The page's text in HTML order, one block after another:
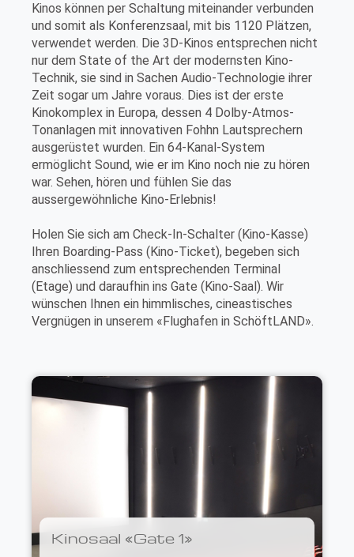
Kinos können per Schaltung miteinander verbunden
und somit als Konferenzsaal, mit bis 1120 Plätzen,
verwendet werden. Die 3D-Kinos entsprechen nicht
nur dem State of the Art der modernsten Kino-
Technik, sie sind in Sachen Audio-Technologie ihrer
Zeit sogar um Jahre voraus. Dies ist der erste
Kinokomplex in Europa, dessen 4 Dolby-Atmos-
Tonanlagen mit innovativen Fohhn Lautsprechern
ausgerüstet wurden. Ein 64-Kanal-System
ermöglicht Sound, wie er im Kino noch nie zu hören
war. Sehen, hören und fühlen Sie das
aussergewöhnliche Kino-Erlebnis!
Holen Sie sich am Check-In-Schalter (Kino-Kasse)
Ihren Boarding-Pass (Kino-Ticket), begeben sich
anschliessend zum entsprechenden Terminal
(Etage) und daraufhin ins Gate (Kino-Saal). Wir
wünschen Ihnen ein himmlisches, cineastisches
Vergnügen in unserem «Flughafen in SchöftLAND».
Kinosaal «Gate 1»